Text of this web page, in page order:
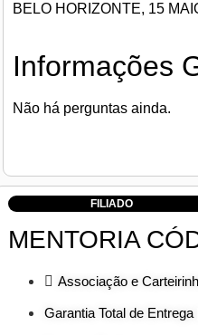
BELO HORIZONTE, 15
Informações
Não há perguntas ainda.
FILIADO
MENTORIA
Associação e
Garantia Total de